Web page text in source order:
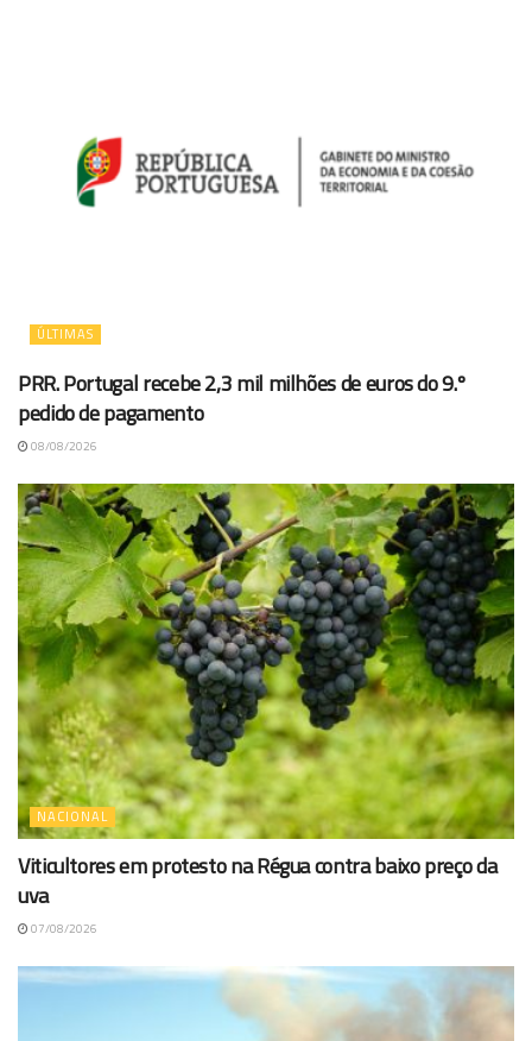
ÚLTIMAS
PRR. Portugal recebe 2,3 mil milhões de euros do 9.º
pedido de pagamento
08/08/2026
NACIONAL
Viticultores em protesto na Régua contra baixo preço da
uva
07/08/2026